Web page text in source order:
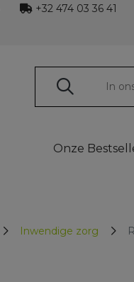
+32 474 03 36 41
Onze
Inwendige zorg